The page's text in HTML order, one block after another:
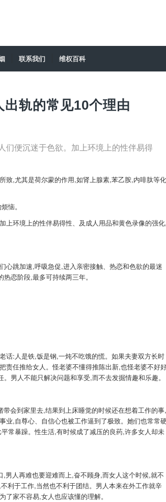
联系我们 维权百科
轨的常见10个理由
们便沉迷于色欲。加上环境上的性伴易得
致,尤其是荷尔蒙的作用,如肾上腺素,苯乙胺,内啡肽等化
恼。
上环境上的性伴易得性、及成人用品和黄色录像的强
心跳加速,呼吸急促,进入亲密接触、热恋和色欲的最迷
恋阶段,最多可持续两三年。
话:人是铁,饭是钢,一炖不吃饿的慌。如果夫妻双方长时
责任推给女人。怪老婆不懂得推陈出新,也怪老婆不好
男人不能只解决问题和享受,而不去发掘情趣和乐趣。
会到家里去,结果到上床睡觉的时候还在想着工作的事,
业,自尊心、自信心也被工作逼到了极致。她们也常常
常暴躁。性生活,有时候成了减压的良药,许多女人却未
男人再难也要迎难而上,奋不顾身,而女人这个时候,就不
利于工作,当然也不利于团结。男人本来在外工作就辛
家不容易,女人也应该懂的理解。